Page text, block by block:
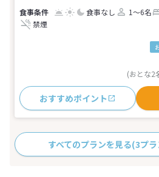
食事なし 1～6名
禁煙
(おとな2
おすすめポイント
すべてのプランを見る(3プ